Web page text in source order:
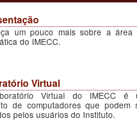
um pouco mais sobre a área
do IMECC.
Virtual
Virtual do IMECC é
de computadores que podem
pelos usuários do Instituto.